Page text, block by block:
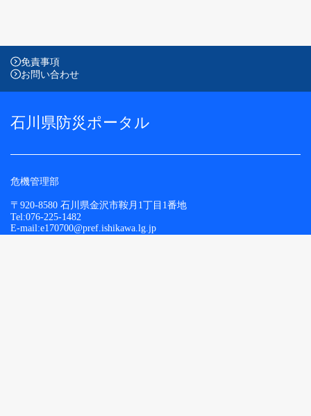
免責事項
お問い合わせ
石川県防災ポータル
危機管理部
〒920-8580 石川県金沢市鞍月1丁目1番地
Tel:076-225-1482
E-mail:e170700@pref.ishikawa.lg.jp